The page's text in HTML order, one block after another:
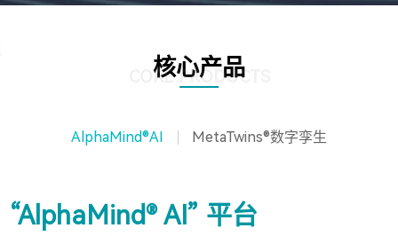
核心产品
CORE PRODUCTS
AlphaMind®AI MetaTwins®数字孪生
“AlphaMind® AI” 平台